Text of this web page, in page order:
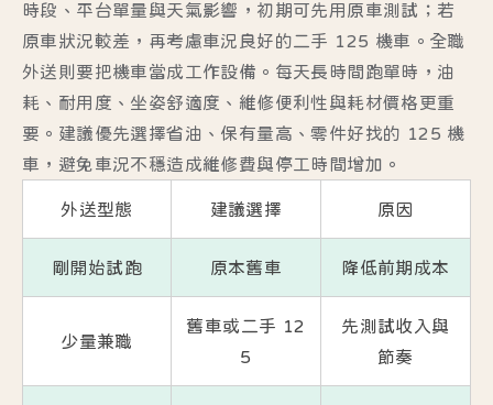
時段、平台單量與天氣影響，初期可先用原車測試；若
原車狀況較差，再考慮車況良好的二手 125 機車。全職
外送則要把機車當成工作設備。每天長時間跑單時，油
耗、耐用度、坐姿舒適度、維修便利性與耗材價格更重
要。建議優先選擇省油、保有量高、零件好找的 125 機
車，避免車況不穩造成維修費與停工時間增加。
外送型態 建議選擇 原因
剛開始試跑 原本舊車 降低前期成本
少量兼職
舊車或二手 12
5
先測試收入與
節奏